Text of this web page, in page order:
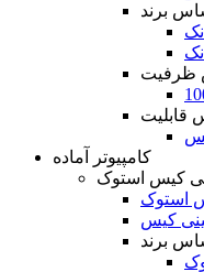
برند
ظرفیت
قابلیت
کامپیوتر آماده
کیس استوک
کیس
برند